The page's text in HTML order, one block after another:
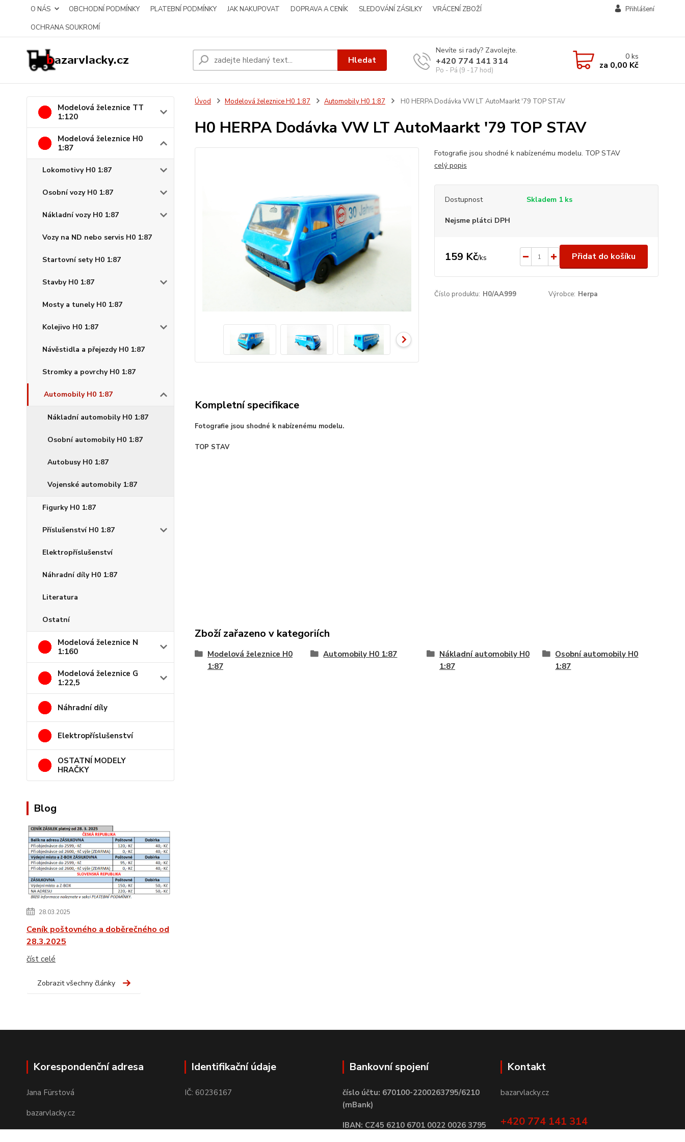
O NÁS OBCHODNÍ PODMÍNKY PLATEBNÍ PODMÍNKY JAK NAKUPOVAT DOPRAVA A CENÍK SLEDOVÁNÍ ZÁSILKY
VRÁCENÍ ZBOŽÍ
OCHRANA SOUKROMÍ
Přihlášení
Hledat
Nevíte si rady? Zavolejte.
+420 774 141 314
Po - Pá (9 -17 hod)
0ks
za 0,00 Kč
Modelová železnice TT
1:120
Modelová železnice H0
1:87
Lokomotivy H0 1:87
Osobní vozy H0 1:87
Nákladní vozy H0 1:87
Vozy na ND nebo servis H0 1:87
Startovní sety H0 1:87
Stavby H0 1:87
Mosty a tunely H0 1:87
Kolejivo H0 1:87
Návěstidla a přejezdy H0 1:87
Stromky a povrchy H0 1:87
Automobily H0 1:87
Nákladní automobily H0 1:87
Osobní automobily H0 1:87
Autobusy H0 1:87
Vojenské automobily 1:87
Figurky H0 1:87
Příslušenství H0 1:87
Elektropříslušenství
Náhradní díly H0 1:87
Literatura
Ostatní
Modelová železnice N
1:160
Modelová železnice G
1:22,5
Náhradní díly
Elektropříslušenství
OSTATNÍ MODELY
HRAČKY
Blog
28.03.2025
Ceník poštovného a doběrečného od
28.3.2025
číst celé
Zobrazit všechny články
Úvod Modelová železnice H0 1:87 Automobily H0 1:87 H0 HERPA Dodávka VW LT AutoMaarkt '79 TOP STAV
H0 HERPA Dodávka VW LT AutoMaarkt '79 TOP STAV
Fotografie jsou shodné k nabízenému modelu. TOP STAV
celý popis
Dostupnost Skladem 1 ks
Nejsme plátci DPH
159 Kč/ks Přidat do košíku
Číslo produktu: H0/AA999 Výrobce: Herpa
Kompletní specifikace
Fotografie jsou shodné k nabízenému modelu.
TOP STAV
Zboží zařazeno v kategoriích
Modelová železnice H0
1:87
Automobily H0 1:87
Nákladní automobily H0
1:87
Osobní automobily H0
1:87
Korespondenční adresa
Jana Fürstová
bazarvlacky.cz
Identifikační údaje
IČ: 60236167
Bankovní spojení
číslo účtu: 670100-2200263795/6210
(mBank)
IBAN: CZ45 6210 6701 0022 0026 3795
Kontakt
bazarvlacky.cz
+420 774 141 314